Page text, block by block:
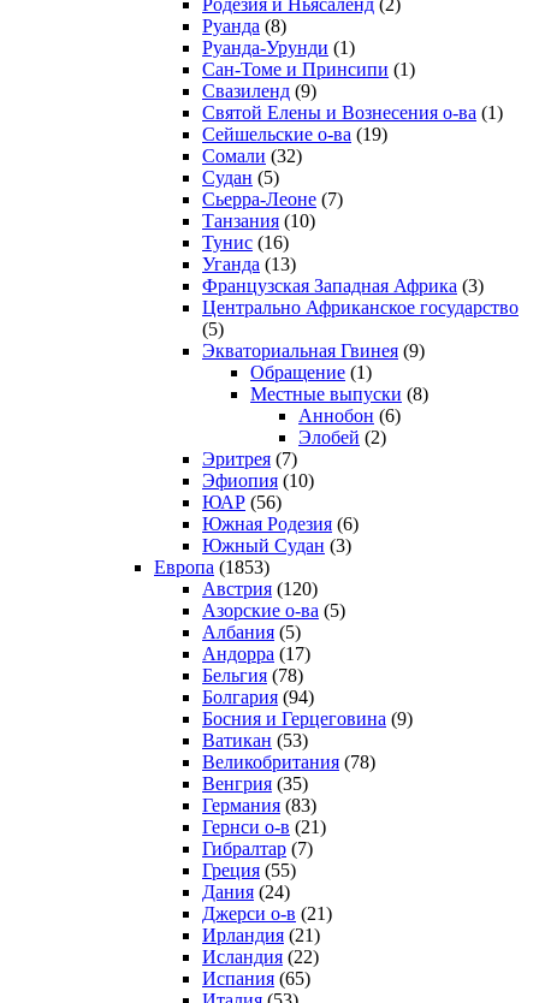
Руанда (8)
Руанда-Урунди (1)
Сан-Томе и Принсипи (1)
Свазиленд (9)
Святой Елены и Вознесения о-ва (1)
Сейшельские о-ва (19)
Сомали (32)
Судан (5)
Сьерра-Леоне (7)
Танзания (10)
Тунис (16)
Уганда (13)
Французская Западная Африка (3)
Центрально Африканское государство
(5)
Экваториальная Гвинея (9)
Обращение (1)
Местные выпуски (8)
Аннобон (6)
Элобей (2)
Эритрея (7)
Эфиопия (10)
ЮАР (56)
Южная Родезия (6)
Южный Судан (3)
Европа (1853)
Австрия (120)
Азорские о-ва (5)
Албания (5)
Андорра (17)
Бельгия (78)
Болгария (94)
Босния и Герцеговина (9)
Ватикан (53)
Великобритания (78)
Венгрия (35)
Германия (83)
Гернси о-в (21)
Гибралтар (7)
Греция (55)
Дания (24)
Джерси о-в (21)
Ирландия (21)
Исландия (22)
Испания (65)